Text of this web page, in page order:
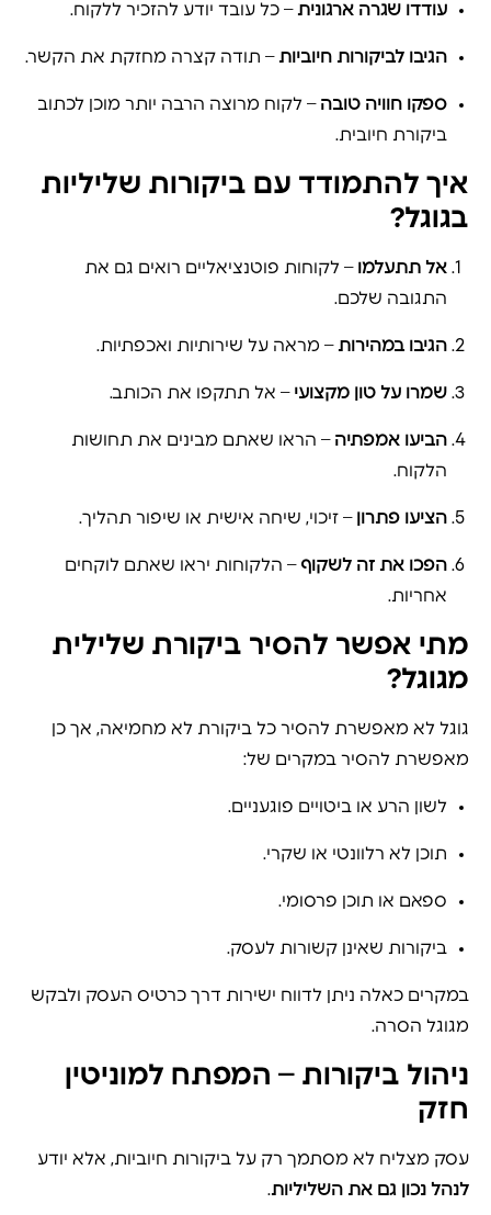
עודדו שגרה ארגונית – כל עובד יודע להזכיר ללקוח.
הגיבו לביקורות חיוביות – תודה קצרה מחזקת את הקשר.
ספקו חוויה טובה – לקוח מרוצה הרבה יותר מוכן לכתוב
ביקורת חיובית.
איך להתמודד עם ביקורות שליליות
בגוגל?
אל תתעלמו – לקוחות פוטנציאליים רואים גם את
התגובה שלכם.
הגיבו במהירות – מראה על שירותיות ואכפתיות.
שמרו על טון מקצועי – אל תתקפו את הכותב.
הביעו אמפתיה – הראו שאתם מבינים את תחושות
הלקוח.
הציעו פתרון – זיכוי, שיחה אישית או שיפור תהליך.
הפכו את זה לשקוף – הלקוחות יראו שאתם לוקחים
אחריות.
מתי אפשר להסיר ביקורת שלילית
מגוגל?
גוגל לא מאפשרת להסיר כל ביקורת לא מחמיאה, אך כן
מאפשרת להסיר במקרים של:
לשון הרע או ביטויים פוגעניים.
תוכן לא רלוונטי או שקרי.
ספאם או תוכן פרסומי.
ביקורות שאינן קשורות לעסק.
במקרים כאלה ניתן לדווח ישירות דרך כרטיס העסק ולבקש
מגוגל הסרה.
ניהול ביקורות – המפתח למוניטין
חזק
עסק מצליח לא מסתמך רק על ביקורות חיוביות, אלא יודע
לנהל נכון גם את השליליות.